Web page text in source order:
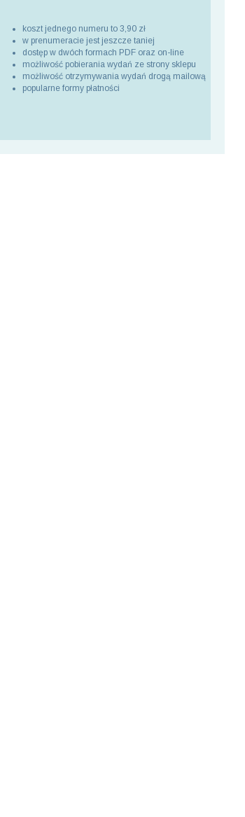
koszt jednego numeru to 3,90 zł
w prenumeracie jest jeszcze taniej
dostęp w dwóch formach PDF oraz on-line
możliwość pobierania wydań ze strony sklepu
możliwość otrzymywania wydań drogą mailową
popularne formy płatności